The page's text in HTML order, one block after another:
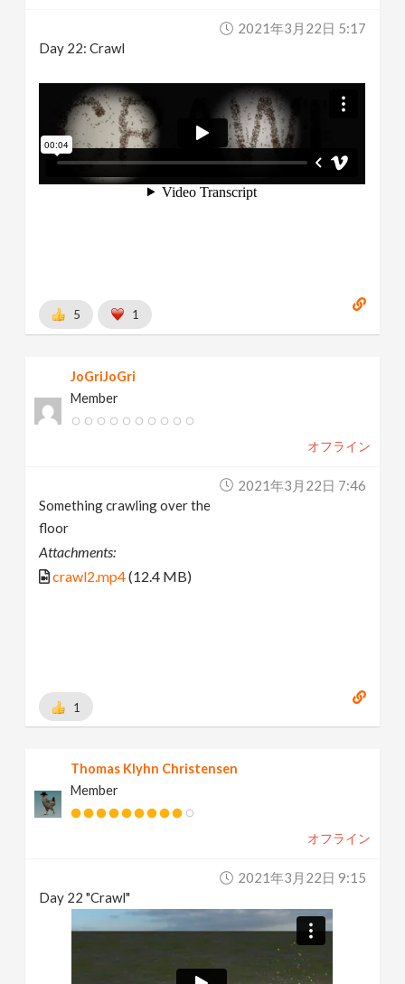
2021年3月22日 5:17
Day 22: Crawl
5 1
JoGriJoGri
Member
オフライン
2021年3月22日 7:46
Something crawling over the
floor
Attachments:
crawl2.mp4(12.4 MB)
1
Thomas Klyhn Christensen
Member
オフライン
2021年3月22日 9:15
Day 22 "Crawl"